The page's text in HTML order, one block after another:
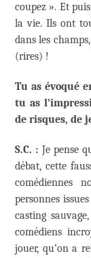
coupez ». Et
la vie. Ils ont
dans les
(rires) !
Tu as évoqué
tu as
de risques, de
S.C. : Je pense
débat, cette
comédiennes
personnes
casting
comédiens
jouer, qu’on a